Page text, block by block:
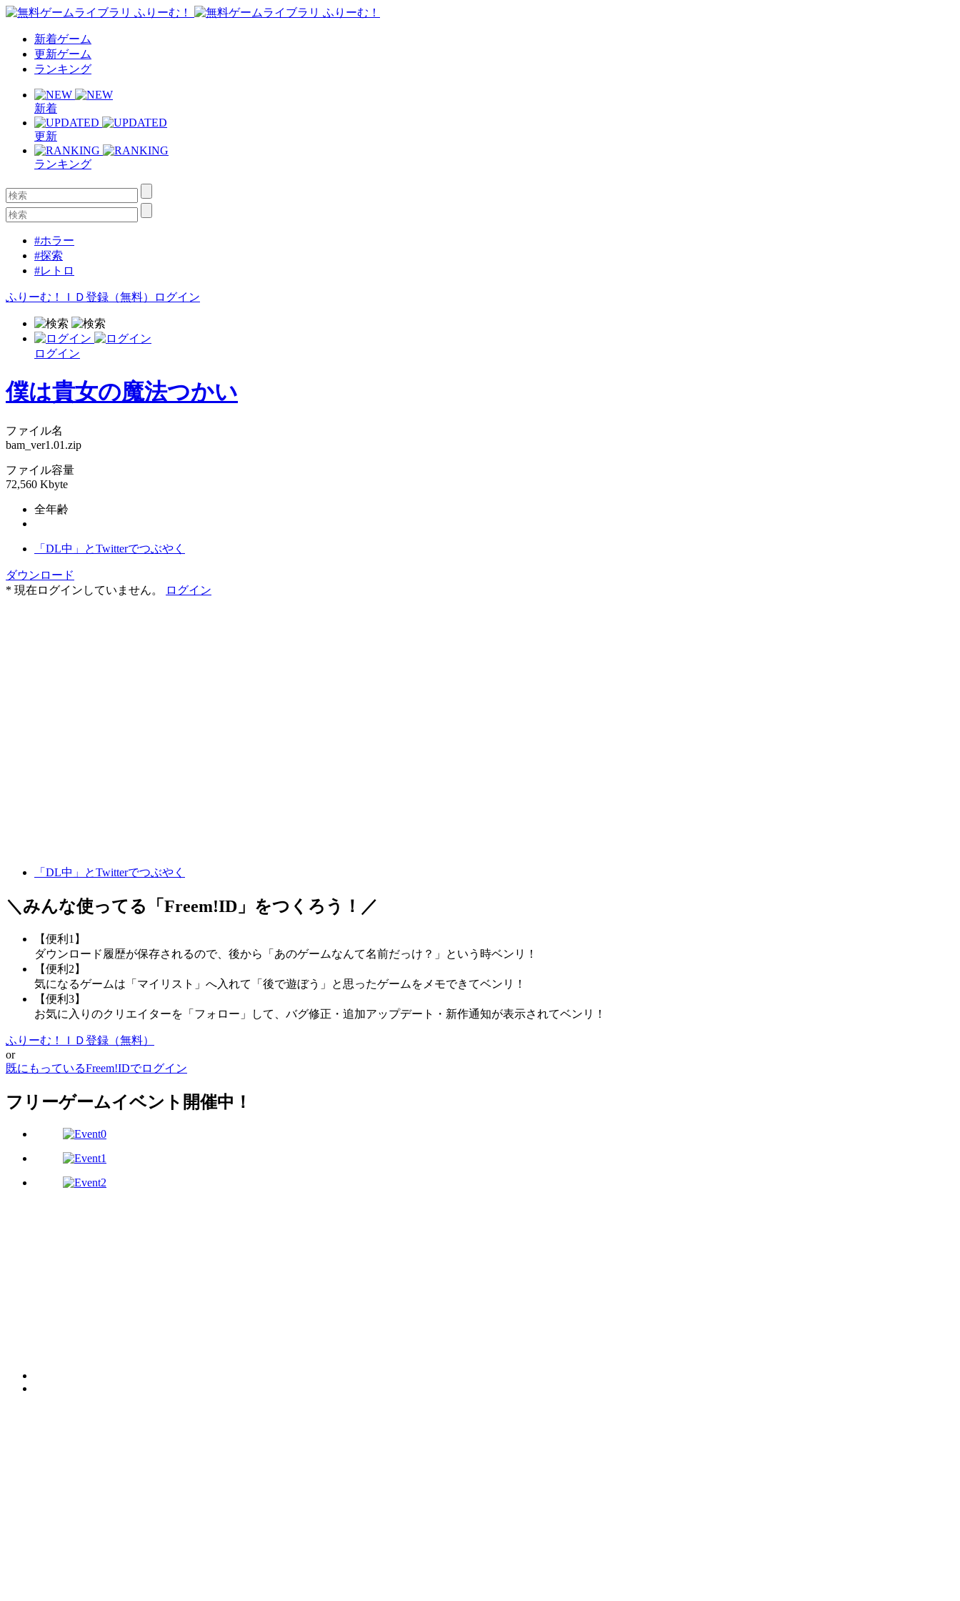
新着ゲーム
更新ゲーム
ランキング
新着
更新
ランキング
#ホラー
#探索
#レトロ
ふりーむ！ＩＤ登録（無料） ログイン
ログイン
僕は貴女の魔法つかい
ファイル名
bam_ver1.01.zip
ファイル容量
72,560 Kbyte
全年齢
「DL中」とTwitterでつぶやく
ダウンロード
* 現在ログインしていません。
ログイン
「DL中」とTwitterでつぶやく
＼みんな使ってる「 Freem!ID 」をつくろう！／
【便利1】
ダウンロード履歴が保存されるので、後から「あのゲームなんて名前だっけ？」という時ベンリ！
【便利2】
気になるゲームは「マイリスト」へ入れて「後で遊ぼう」と思ったゲームをメモできてベンリ！
【便利3】
お気に入りのクリエイターを「フォロー」して、バグ修正・追加アップデート・新作通知が表示されてベンリ！
ふりーむ！ＩＤ登録（無料）
or
既にもっているFreem!IDでログイン
フリーゲームイベント開催中！